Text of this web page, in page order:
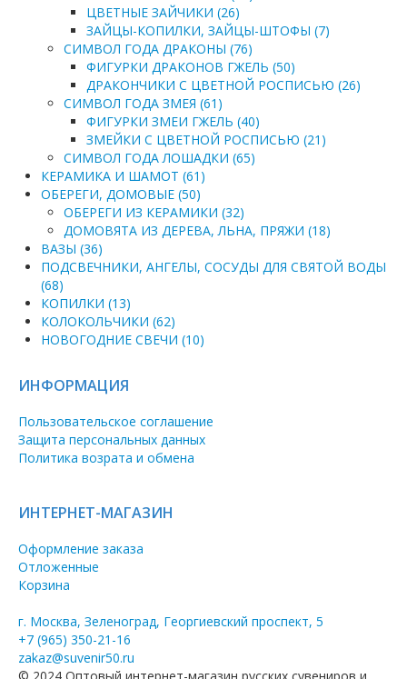
ЦВЕТНЫЕ ЗАЙЧИКИ (26)
ЗАЙЦЫ-КОПИЛКИ, ЗАЙЦЫ-ШТОФЫ (7)
СИМВОЛ ГОДА ДРАКОНЫ (76)
ФИГУРКИ ДРАКОНОВ ГЖЕЛЬ (50)
ДРАКОНЧИКИ С ЦВЕТНОЙ РОСПИСЬЮ (26)
СИМВОЛ ГОДА ЗМЕЯ (61)
ФИГУРКИ ЗМЕИ ГЖЕЛЬ (40)
ЗМЕЙКИ С ЦВЕТНОЙ РОСПИСЬЮ (21)
СИМВОЛ ГОДА ЛОШАДКИ (65)
КЕРАМИКА И ШАМОТ (61)
ОБЕРЕГИ, ДОМОВЫЕ (50)
ОБЕРЕГИ ИЗ КЕРАМИКИ (32)
ДОМОВЯТА ИЗ ДЕРЕВА, ЛЬНА, ПРЯЖИ (18)
ВАЗЫ (36)
ПОДСВЕЧНИКИ, АНГЕЛЫ, СОСУДЫ ДЛЯ СВЯТОЙ ВОДЫ
(68)
КОПИЛКИ (13)
КОЛОКОЛЬЧИКИ (62)
НОВОГОДНИЕ СВЕЧИ (10)
ИНФОРМАЦИЯ
Пользовательское соглашение
Защита персональных данных
Политика возрата и обмена
ИНТЕРНЕТ-МАГАЗИН
Оформление заказа
Отложенные
Корзина
г. Москва, Зеленоград, Георгиевский проспект, 5
+7 (965) 350-21-16
zakaz@suvenir50.ru